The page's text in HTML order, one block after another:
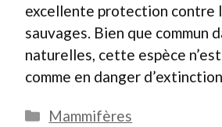
excellente protection contre
sauvages. Bien que commun
naturelles, cette espèce
comme en danger d’extinction.
Catégories
Mammifères